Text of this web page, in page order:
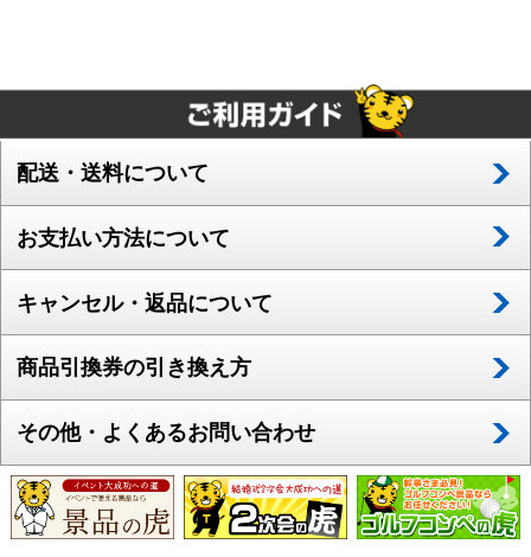
配送・送料について
お支払い方法について
キャンセル・返品について
商品引換券の引き換え方
その他・よくあるお問い合わせ